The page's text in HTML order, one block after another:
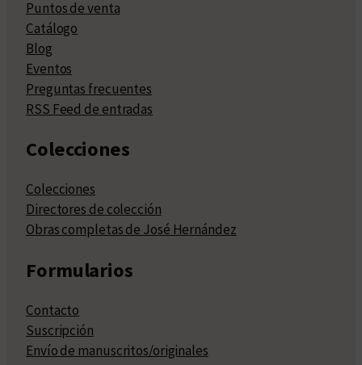
Puntos de venta
Catálogo
Blog
Eventos
Preguntas frecuentes
RSS Feed de entradas
Colecciones
Colecciones
Directores de colección
Obras completas de José Hernández
Formularios
Contacto
Suscripción
Envío de manuscritos/originales